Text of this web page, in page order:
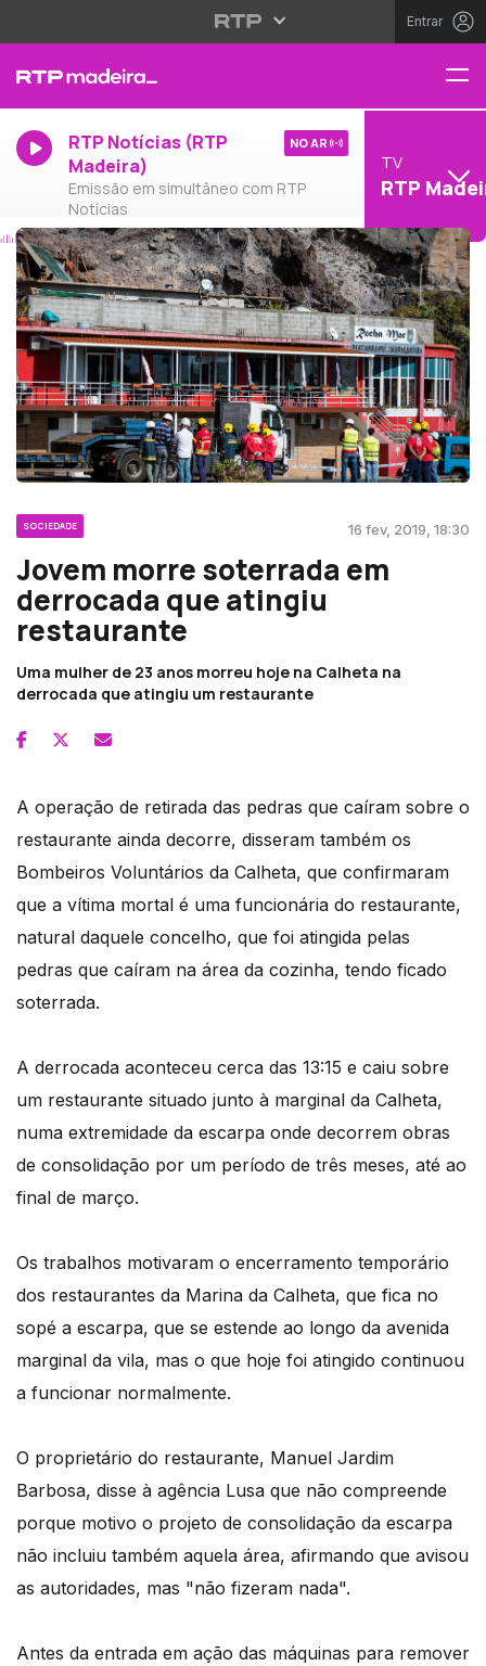
Entrar
RTP Notícias (RTP
Madeira)
Emissão em simultâneo com RTP
Notícias
NO AR
TV
RTP
SOCIEDADE 16 fev, 2019, 18:30
Jovem morre soterrada em
derrocada que atingiu
restaurante
Uma mulher de 23 anos morreu hoje na Calheta na
derrocada que atingiu um restaurante
A operação de retirada das pedras que caíram sobre o
restaurante ainda decorre, disseram também os
Bombeiros Voluntários da Calheta, que confirmaram
que a vítima mortal é uma funcionária do restaurante,
natural daquele concelho, que foi atingida pelas
pedras que caíram na área da cozinha, tendo ficado
soterrada.
A derrocada aconteceu cerca das 13:15 e caiu sobre
um restaurante situado junto à marginal da Calheta,
numa extremidade da escarpa onde decorrem obras
de consolidação por um período de três meses, até ao
final de março.
Os trabalhos motivaram o encerramento temporário
dos restaurantes da Marina da Calheta, que fica no
sopé a escarpa, que se estende ao longo da avenida
marginal da vila, mas o que hoje foi atingido continuou
a funcionar normalmente.
O proprietário do restaurante, Manuel Jardim
Barbosa, disse à agência Lusa que não compreende
porque motivo o projeto de consolidação da escarpa
não incluiu também aquela área, afirmando que avisou
as autoridades, mas "não fizeram nada".
Antes da entrada em ação das máquinas para remover